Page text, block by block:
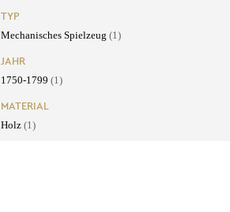
TYP
Mechanisches Spielzeug (1)
JAHR
1750-1799 (1)
MATERIAL
Holz (1)